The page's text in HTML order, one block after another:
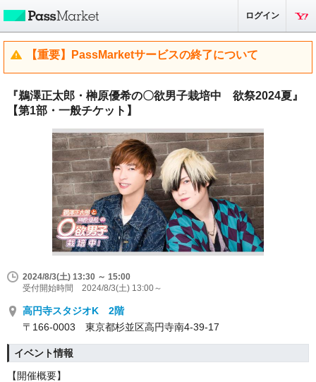
ログイン
【重要】PassMarketサービスの終了について
『鵜澤正太郎・榊原優希の〇欲男子栽培中 欲祭2024夏』
【第1部・一般チケット】
2024/8/3(土) 13:30 ～ 15:00
受付開始時間 2024/8/3(土) 13:00～
高円寺スタジオK 2階
〒166-0003 東京都杉並区高円寺南4‐39‐17
イベント情報
【開催概要】